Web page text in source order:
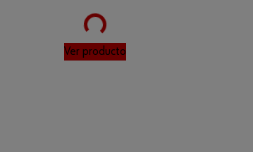
Ver producto